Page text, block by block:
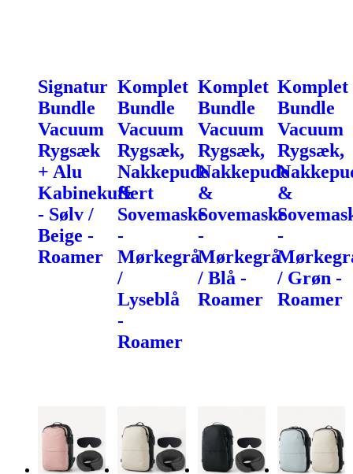
Signatur
Bundle
Vacuum
Rygsæk
+ Alu
Kabinekuffert
- Sølv /
Beige -
Roamer
Komplet
Bundle
Vacuum
Rygsæk,
Nakkepude
&
Sovemaske
-
Mørkegrå
/
Lyseblå
-
Roamer
Komplet
Bundle
Vacuum
Rygsæk,
Nakkepude
&
Sovemaske
-
Mørkegrå
/ Blå -
Roamer
Komplet
Bundle
Vacuum
Rygsæk,
&
-
/ Grøn -
Roamer